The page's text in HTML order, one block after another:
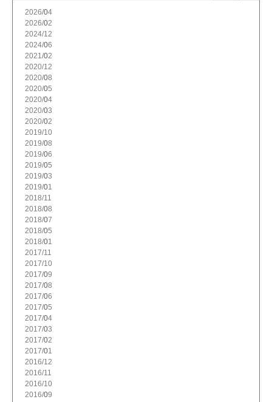
2026/ 4
2026/ 2
2024/12
2024/ 6
2021/ 2
2020/12
2020/ 8
2020/ 5
2020/ 4
2020/ 3
2020/ 2
2019/10
2019/ 8
2019/ 6
2019/ 5
2019/ 3
2019/ 1
2018/11
2018/ 8
2018/ 7
2018/ 5
2018/ 1
2017/11
2017/10
2017/ 9
2017/ 8
2017/ 6
2017/ 5
2017/ 4
2017/ 3
2017/ 2
2017/ 1
2016/12
2016/11
2016/10
2016/ 9